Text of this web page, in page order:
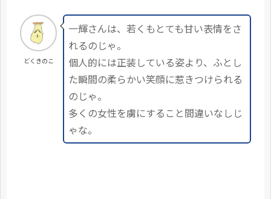
どくきのこ
一輝さんは、若くもとても甘い表情をさ
れるのじゃ。
個人的には正装している姿より、ふとし
た瞬間の柔らかい笑顔に惹きつけられる
のじゃ。
多くの女性を虜にすること間違いなしじ
ゃな。